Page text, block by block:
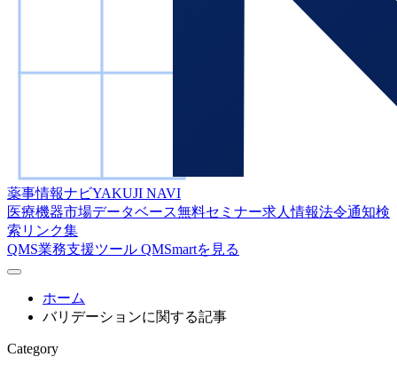
薬事情報ナビYAKUJI NAVI
医療機器市場データベース無料セミナー求人情報法令通知検
索 リンク集
QMS業務支援ツール QMSmartを見る
ホーム
バリデーションに関する記事
Category